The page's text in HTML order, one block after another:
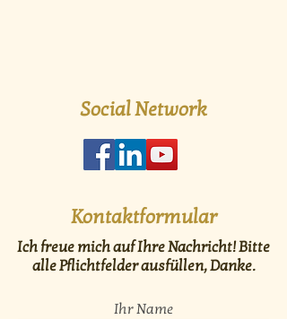
Social Network
Kontaktformular
Ich freue mich auf Ihre Nachricht! Bitte
alle Pflichtfelder ausfüllen, Danke.
Ihr Name